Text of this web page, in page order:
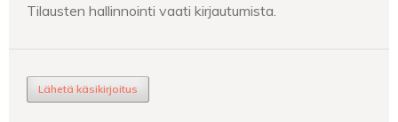
Tilausten hallinnointi vaati kirjautumista.
Lähetä käsikirjoitus